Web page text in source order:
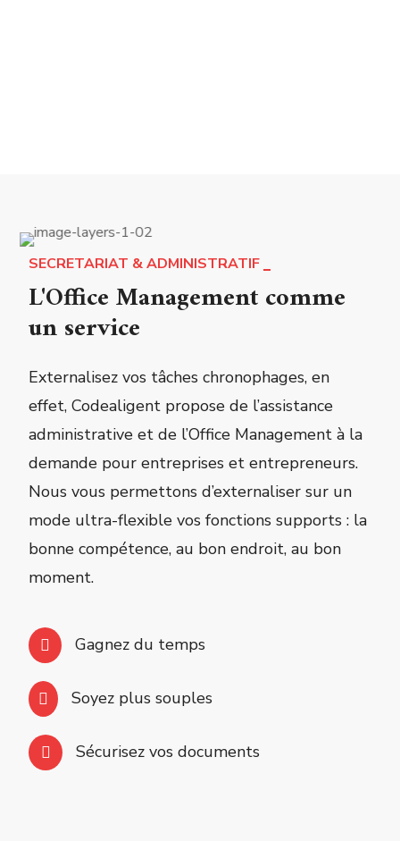
SECRETARIAT & ADMINISTRATIF
L'Office Management comme
un service
Externalisez vos tâches chronophages, en
effet, Codealigent propose de l’assistance
administrative et de l’Office Management à la
demande pour entreprises et entrepreneurs.
Nous vous permettons d’externaliser sur un
mode ultra-flexible vos fonctions supports : la
bonne compétence, au bon endroit, au bon
moment.
Gagnez du temps
Soyez plus souples
Sécurisez vos documents